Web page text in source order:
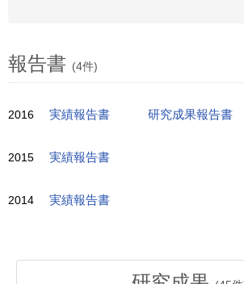
報告書 (4件)
2016 実績報告書 研究成果報告書
2015 実績報告書
2014 実績報告書